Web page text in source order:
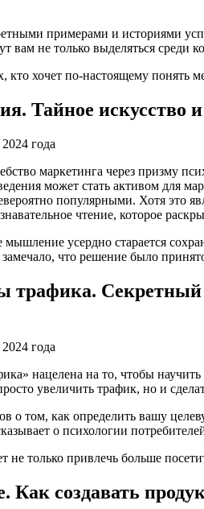
примерами и историями
вам не только выделяться среди
хочет по-настоящему понять
Тайное искусство
маркетинга через призму
может стать активом для
популярными. Хотя это
чтение, которое
мышление усердно старается
что решение было
трафика.
нацелена на то, чтобы
увеличить трафик, но и
о том, как определить вашу
о психологии
не только привлечь больше
Как создавать